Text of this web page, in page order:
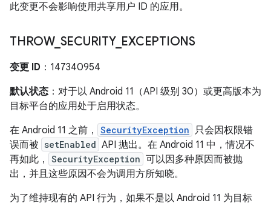
此变更不会影响使用共享用户 ID 的应用。
THROW_ SECURITY_ EXCEPTIONS
变更 ID ：147340954
默认状态 ：对于以 Android 11（API 级别 30）或更高版本为
目标平台的应用处于启用状态。
在 Android 11 之前，
SecurityException 只会因权限错
误而被 setEnabled API 抛出。在 Android 11 中，情况不
再如此，
SecurityException 可以因多种原因而被抛
出，并且这些原因不会为调用方所知晓。
为了维持现有的 API 行为，如果不是以 Android 11 为目标